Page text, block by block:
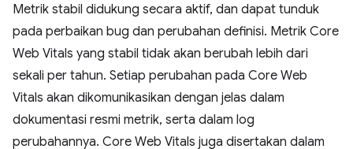
Metrik stabil didukung secara aktif, dan dapat tunduk
pada perbaikan bug dan perubahan definisi. Metrik Core
Web Vitals yang stabil tidak akan berubah lebih dari
sekali per tahun. Setiap perubahan pada Core Web
Vitals akan dikomunikasikan dengan jelas dalam
dokumentasi resmi metrik, serta dalam log
perubahannya. Core Web Vitals juga disertakan dalam